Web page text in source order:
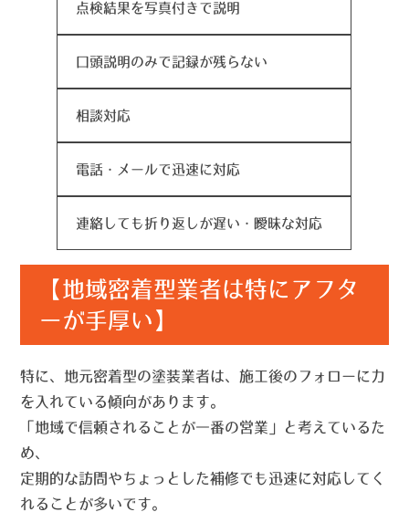
点検結果を写真付きで説明
口頭説明のみで記録が残らない
相談対応
電話・メールで迅速に対応
連絡しても折り返しが遅い・曖昧な対応
【地域密着型業者は特にアフタ
ーが手厚い】
特に、 地元密着型の塗装業者は、施工後のフォローに力
を入れている傾向があります。
「地域で信頼されることが一番の営業」と考えているた
め、
定期的な訪問やちょっとした補修でも迅速に対応してく
れることが多いです。